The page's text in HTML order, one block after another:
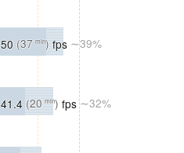
50 (37 min)fps ∼39%
41.4(20 min) fps∼32%